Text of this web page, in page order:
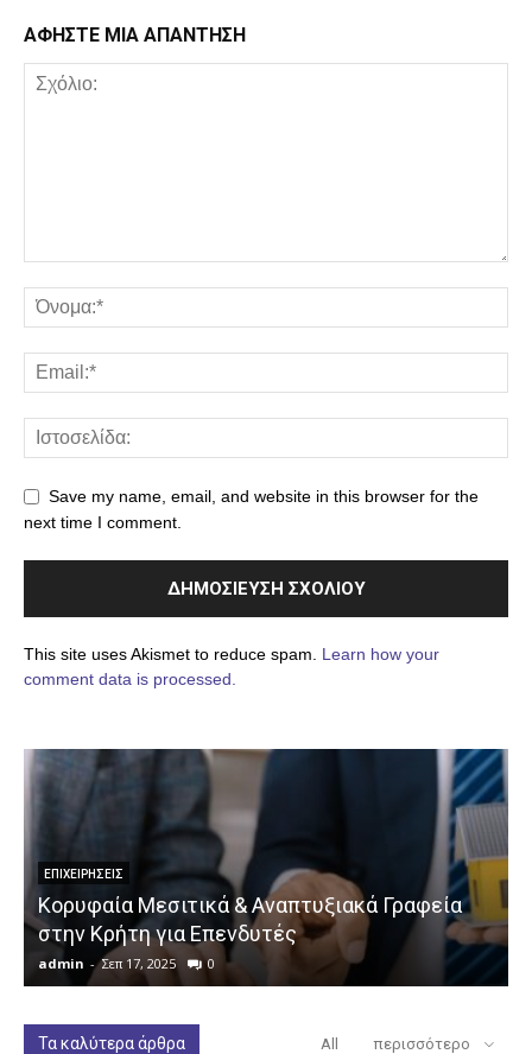
ΑΦΗΣΤΕ ΜΙΑ ΑΠΑΝΤΗΣΗ
Save my name, email, and website in this browser for the
next time I comment.
This site uses Akismet to reduce spam. Learn how your
comment data is processed.
ΕΠΙΧΕΙΡΉΣΕΙΣ
Κορυφαία Μεσιτικά & Αναπτυξιακά Γραφεία
στην Κρήτη για Επενδυτές
admin - Σεπ 17, 2025 0
Τα καλύτερα άρθρα All περισσότερο